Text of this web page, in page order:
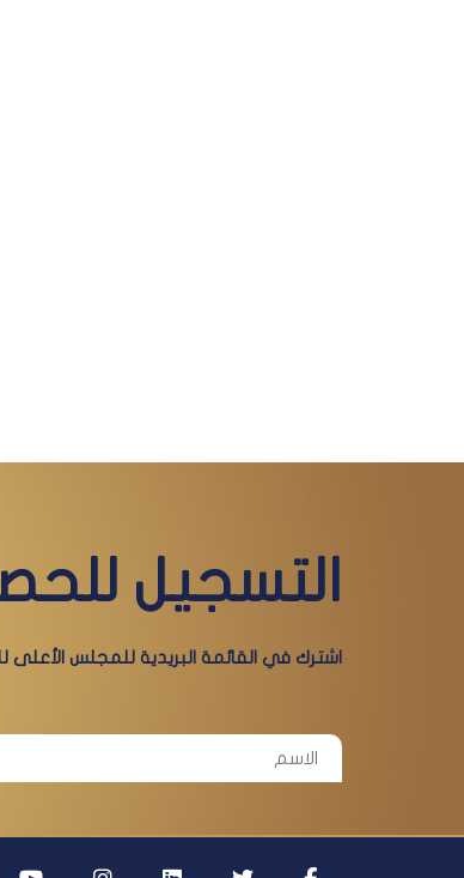
التسجيل
اشترك في القائمة البريدية للمجلس الأعلى